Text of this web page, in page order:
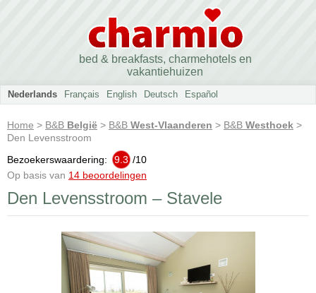
bed & breakfasts, charmehotels en
vakantiehuizen
Nederlands Français English Deutsch Español
Home > B&B België > B&B West-Vlaanderen > B&B Westhoek >
Den Levensstroom
Bezoekerswaardering:
9.3 /10
Op basis van 14 beoordelingen
Den Levensstroom – Stavele